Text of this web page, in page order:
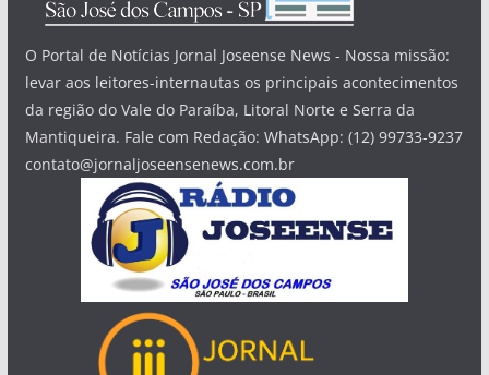
O Portal de Notícias Jornal Joseense News - Nossa missão:
levar aos leitores-internautas os principais acontecimentos
da região do Vale do Paraíba, Litoral Norte e Serra da
Mantiqueira. Fale com Redação: WhatsApp: (12) 99733-9237
contato@jornaljoseensenews.com.br